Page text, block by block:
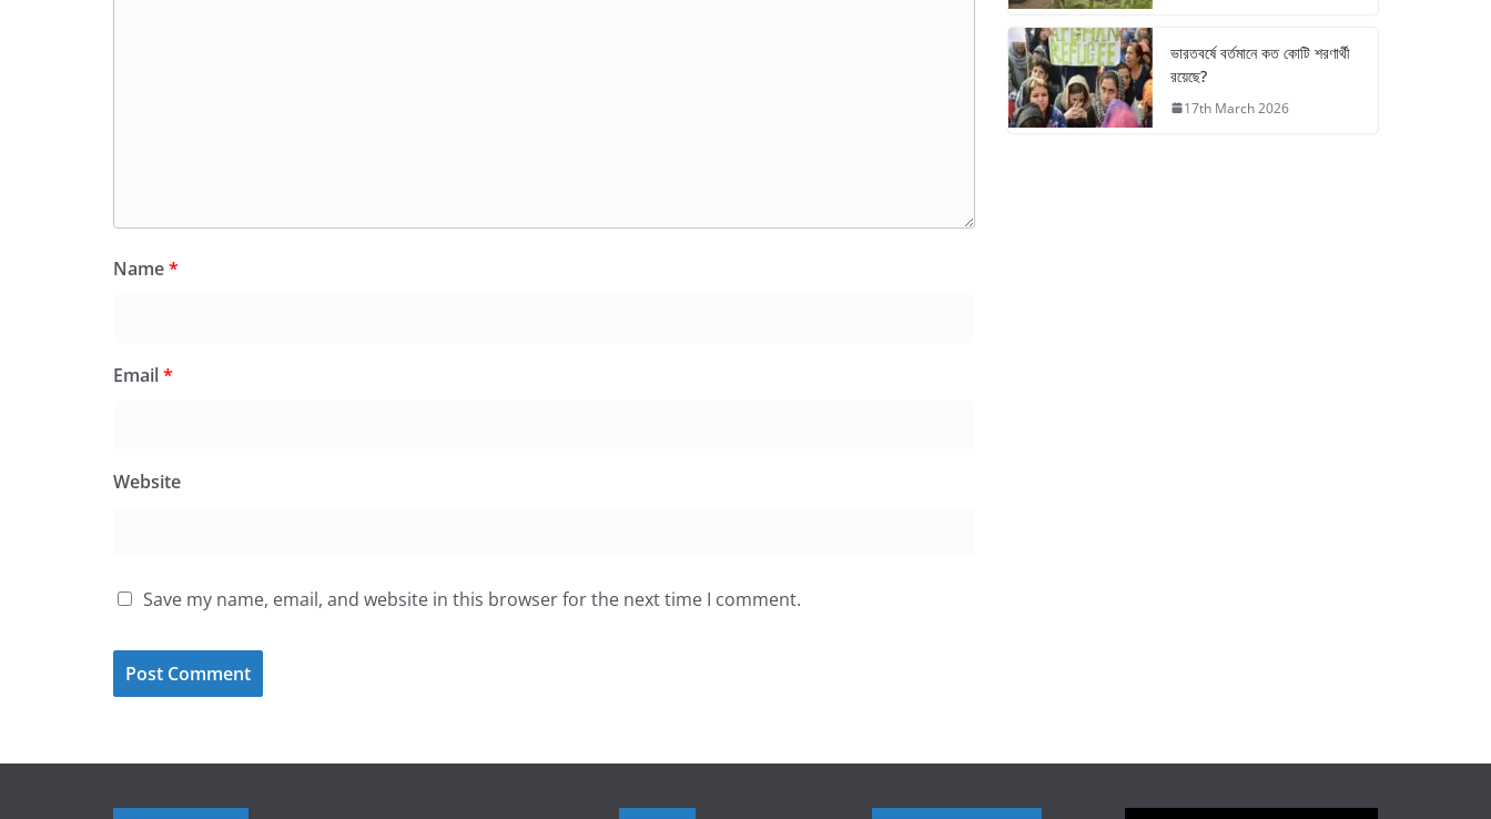
Name*
Email*
Website
Save my name, email, and website in this browser for the next time I comment.
ভারতবর্ষে বর্তমানে কত কোটি শরণার্থী
রয়েছে?
17th March 2026